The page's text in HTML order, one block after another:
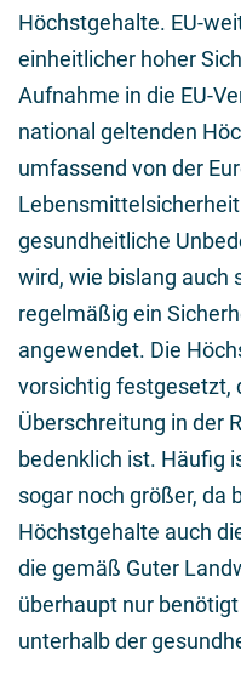
Höchstgehalte. EU-
einheitlicher hoher
Aufnahme in die EU-
national geltenden
umfassend von der
gesundheitliche
wird, wie bislang auch
regelmäßig ein
angewendet. Die
vorsichtig festgesetzt,
Überschreitung in der
bedenklich ist. Häufig
sogar noch größer, da
Höchstgehalte auch
die gemäß Guter
überhaupt nur
unterhalb der